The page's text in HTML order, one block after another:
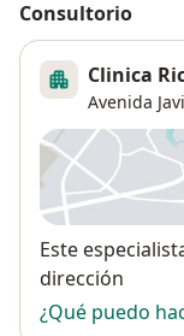
Consultorio
Clinica
Avenida
Este
dirección
¿Qué puedo